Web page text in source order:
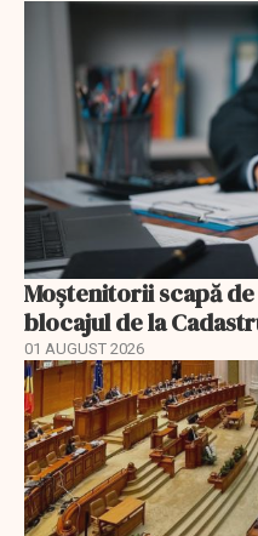
Moștenitorii scapă
blocajul de la
01 AUGUST 2026